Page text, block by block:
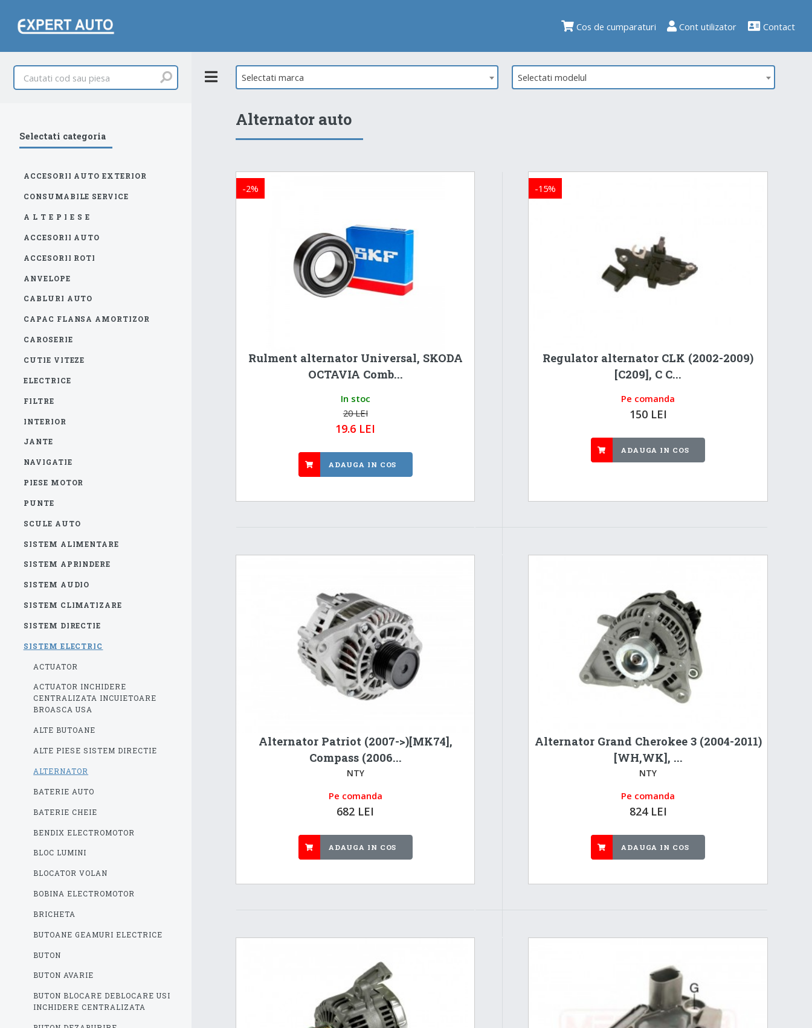
Cos de cumparaturi Cont utilizator Contact
Selectati marca Selectati modelul
Alternator auto
Rulment alternator Universal, SKODA
OCTAVIA Comb...
-2%
In stoc
20 LEI
19.6 LEI
ADAUGA IN COS
Regulator alternator CLK (2002-2009)
[C209], C C...
-15%
Pe comanda
150 LEI
ADAUGA IN COS
Alternator Patriot (2007->)[MK74],
Compass (2006...
NTY
Pe comanda
682 LEI
ADAUGA IN COS
Alternator Grand Cherokee 3 (2004-2011)
[WH,WK], ...
NTY
Pe comanda
824 LEI
ADAUGA IN COS
Selectati categoria
ACCESORII AUTO EXTERIOR
CONSUMABILE SERVICE
A L T E P I E S E
ACCESORII AUTO
ACCESORII ROTI
ANVELOPE
CABLURI AUTO
CAPAC FLANSA AMORTIZOR
CAROSERIE
CUTIE VITEZE
ELECTRICE
FILTRE
INTERIOR
JANTE
NAVIGATIE
PIESE MOTOR
PUNTE
SCULE AUTO
SISTEM ALIMENTARE
SISTEM APRINDERE
SISTEM AUDIO
SISTEM CLIMATIZARE
SISTEM DIRECTIE
SISTEM ELECTRIC
ACTUATOR
ACTUATOR INCHIDERE
CENTRALIZATA INCUIETOARE
BROASCA USA
ALTE BUTOANE
ALTE PIESE SISTEM DIRECTIE
ALTERNATOR
BATERIE AUTO
BATERIE CHEIE
BENDIX ELECTROMOTOR
BLOC LUMINI
BLOCATOR VOLAN
BOBINA ELECTROMOTOR
BRICHETA
BUTOANE GEAMURI ELECTRICE
BUTON
BUTON AVARIE
BUTON BLOCARE DEBLOCARE USI
INCHIDERE CENTRALIZATA
Toggle